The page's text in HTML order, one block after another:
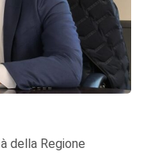
della Regione